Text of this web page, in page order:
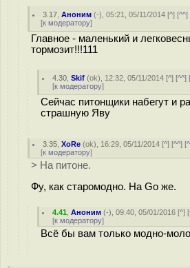
3.17 ,Аноним (-), 05:21, 05/11/2014 [^] [^^]
[к модератору]
Главное - маленький и
тормозит!!!111
4.30 ,Skif (ok), 12:32, 05/11/2014 [^] [^^]
[к модератору]
Сейчас питонщики набегут и
страшную Яву
3.35 ,XoRe (ok), 16:29, 05/11/2014 [^] [^^] [
[к модератору]
> На питоне.
Фу, как старомодно. На Go же.
4.41 ,Аноним (-), 09:40, 05/01/2016 [^] [
[к модератору]
Всё бы вам только модно-